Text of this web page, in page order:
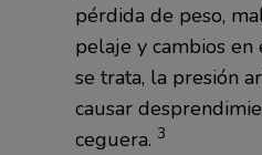
pérdida de peso,
pelaje y cambios en
se trata, la presión
causar
ceguera. 3